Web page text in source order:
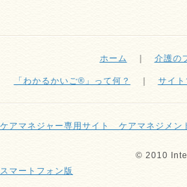
ホーム 介護の
「わかるかいご®」って何？ サイ
ケアマネジャー専用サイト ケアマネジメン
© 2010
スマートフォン版